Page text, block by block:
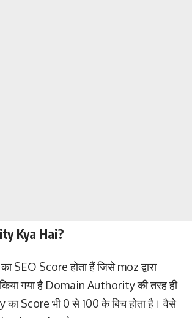
Kya Hai?
SEO Score होता हैं जिसे moz द्वारा
गया है Domain Authority की तरह ही
Score भी 0 से 100 के बिच होता है। वैसे